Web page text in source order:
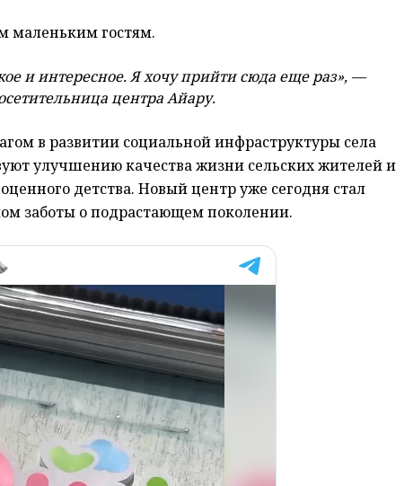
маленьким гостям.
и интересное. Я хочу прийти сюда еще раз», —
центра Айару.
в развитии социальной инфраструктуры села
улучшению качества жизни сельских жителей и
детства. Новый центр уже сегодня стал
заботы о подрастающем поколении.